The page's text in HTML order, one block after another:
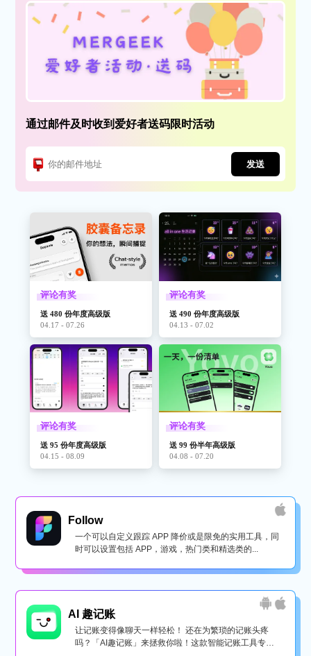
通过邮件及时收到爱好者送码限时活动
发送
评论有奖
送 480 份年度高级版
04.17 - 07.26
评论有奖
送 490 份年度高级版
04.13 - 07.02
评论有奖
送 95 份年度高级版
04.15 - 08.09
评论有奖
送 99 份半年高级版
04.08 - 07.20
Follow
一个可以自定义跟踪 APP 降价或是限免的实用工具，同
时可以设置包括 APP，游戏，热门类和精选类的...
AI 趣记账
让记账变得像聊天一样轻松！ 还在为繁琐的记账头疼
吗？「AI趣记账」来拯救你啦！这款智能记账工具专为